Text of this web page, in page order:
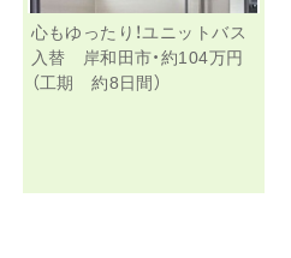
心もゆったり！ユニットバス
入替 岸和田市・約104万円
（工期 約8日間）